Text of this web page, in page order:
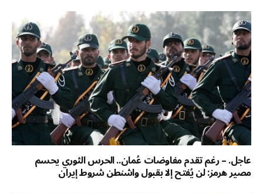
عاجل. – رغم تقدم مفاوضات عُمان.. الحرس الثوري يحسم
مصير هرمز: لن يُفتح إلا بقبول واشنطن شروط إيران